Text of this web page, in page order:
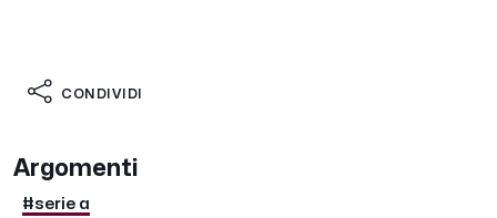
CONDIVIDI
Argomenti
#serie a